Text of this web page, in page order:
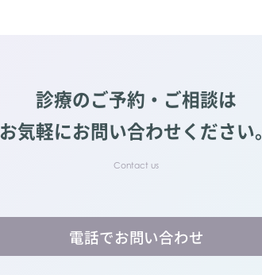
診療のご予約・ご相談は
お気軽にお問い合わせください。
電話でお問い合わせ